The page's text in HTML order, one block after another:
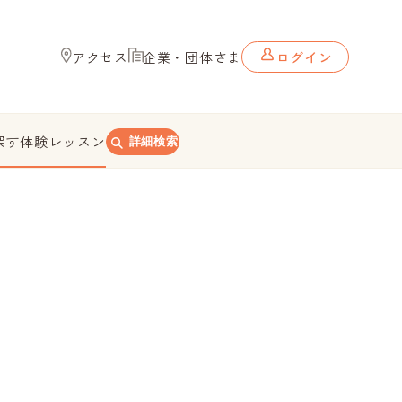
アクセス 企業・団体さま ログイン
す体験レッスン 詳細検索